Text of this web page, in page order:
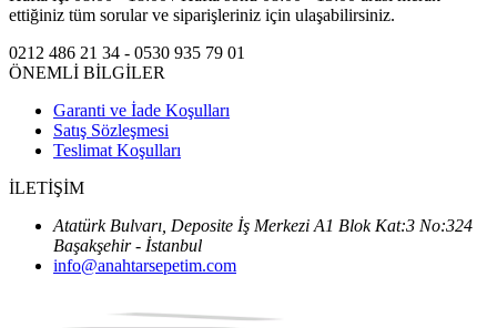
ettiğiniz tüm sorular ve siparişleriniz için ulaşabilirsiniz.
0212 486 21 34 - 0530 935 79 01
ÖNEMLİ BİLGİLER
Garanti ve İade Koşulları
Satış Sözleşmesi
Teslimat Koşulları
İLETİŞİM
Atatürk Bulvarı, Deposite İş Merkezi A1 Blok Kat:3 No:324
Başakşehir - İstanbul
info@anahtarsepetim.com